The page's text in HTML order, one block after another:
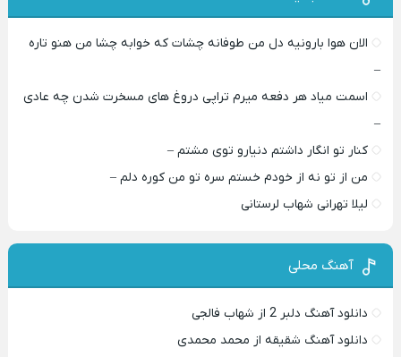
الان هوا بارونیه دل من طوفانه چشات که خوابه چشا من هنو تاره
–
اسمت میاد هر دفعه میرم تراپی دروغ‌ های مسخرت شدن چه عادی
–
کنار تو انگار داشتم دنیارو توی مشتم –
من از تو نه از خودم خستم سره تو من کوره دلم –
لیلا تهرانی شهاب لرستانی
آهنگ محلی
دانلود آهنگ دلبر 2 از شهاب فالجی
دانلود آهنگ شقیقه از محمد محمدی